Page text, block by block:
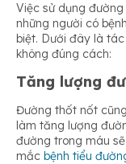
Việc sử dụng
những người có
biệt. Dưới đây là
không đúng cách:
Tăng lượng
Đường thốt nốt
làm tăng lượng
đường trong máu
mắc bệnh tiểu